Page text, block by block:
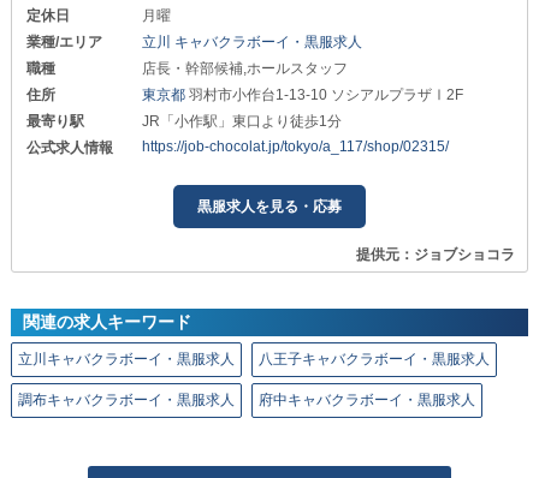
定休日
月曜
業種/エリア
立川 キャバクラボーイ・黒服求人
職種
店長・幹部候補,ホールスタッフ
住所
東京都羽村市小作台1-13-10 ソシアルプラザⅠ2F
最寄り駅
JR「小作駅」東口より徒歩1分
公式求人情報
https://job-chocolat.jp/tokyo/a_117/shop/02315/
黒服求人を見る・応募
提供元：ジョブショコラ
関連の求人キーワード
立川キャバクラボーイ・黒服求人 八王子キャバクラボーイ・黒服求人
調布キャバクラボーイ・黒服求人 府中キャバクラボーイ・黒服求人